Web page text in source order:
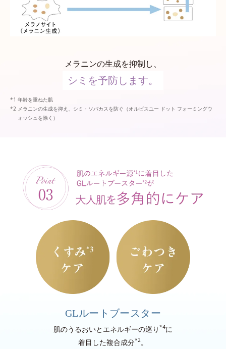
メラニンの生成を抑制し、
シミを予防します。
年齢を重ねた肌
メラニンの生成を抑え、シミ・ソバカスを防ぐ（オルビスユー ドット フォーミングウ
ォッシュを除く）
GLルートブースター
肌のうるおいとエネルギーの巡り *4に
着目した複合成分*2。